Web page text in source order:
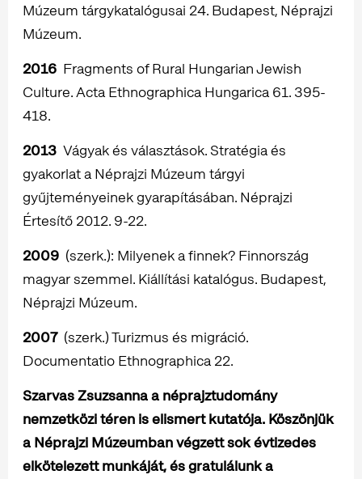
Múzeum tárgykatalógusai 24. Budapest, Néprajzi
Múzeum.
2016 Fragments of Rural Hungarian Jewish
Culture. Acta Ethnographica Hungarica 61. 395-
418.
2013 Vágyak és választások. Stratégia és
gyakorlat a Néprajzi Múzeum tárgyi
gyűjteményeinek gyarapításában. Néprajzi
Értesítő 2012. 9-22.
2009 (szerk.): Milyenek a finnek? Finnország
magyar szemmel. Kiállítási katalógus. Budapest,
Néprajzi Múzeum.
2007(szerk.) Turizmus és migráció.
Documentatio Ethnographica 22.
Szarvas Zsuzsanna a néprajztudomány
nemzetközi téren is elismert kutatója. Köszönjük
a Néprajzi Múzeumban végzett sok évtizedes
elkötelezett munkáját, és gratulálunk a